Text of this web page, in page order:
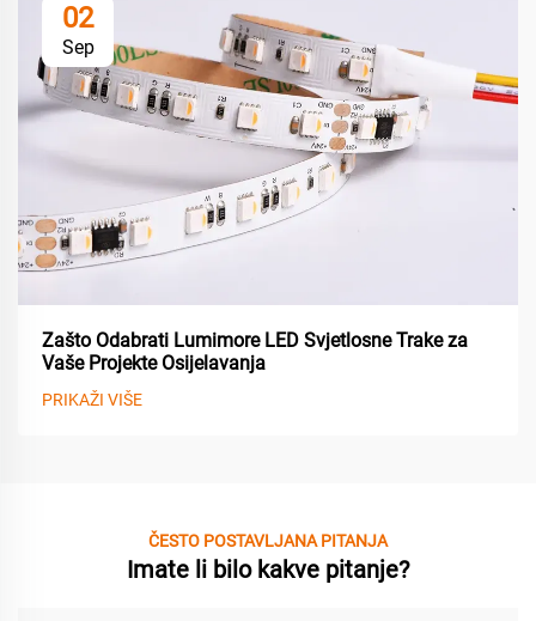
02
Sep
Zašto Odabrati Lumimore LED Svjetlosne Trake za
Vaše Projekte Osijelavanja
PRIKAŽI VIŠE
ČESTO POSTAVLJANA PITANJA
Imate li bilo kakve pitanje?